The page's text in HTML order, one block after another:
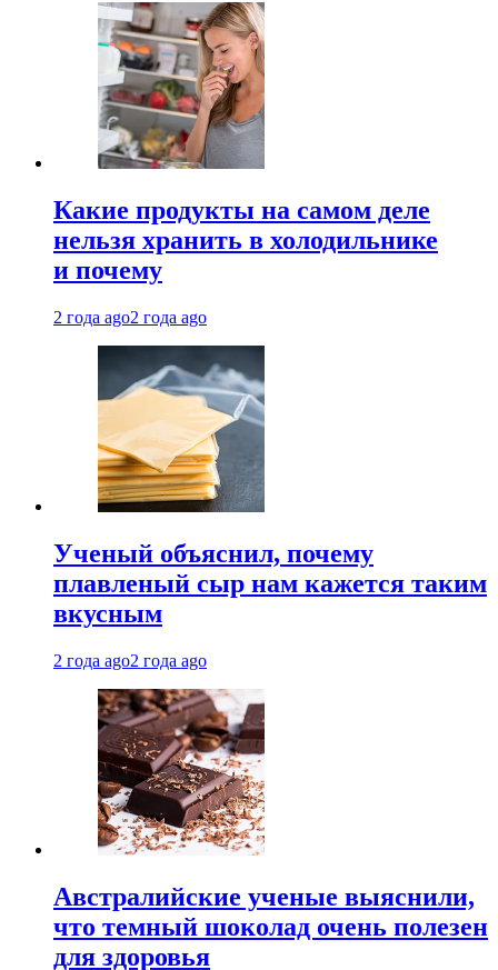
Какие продукты на самом деле
нельзя хранить в холодильнике
и почему
2 года ago2 года ago
Ученый объяснил, почему
плавленый сыр нам кажется таким
вкусным
2 года ago2 года ago
Австралийские ученые выяснили,
что темный шоколад очень полезен
для здоровья